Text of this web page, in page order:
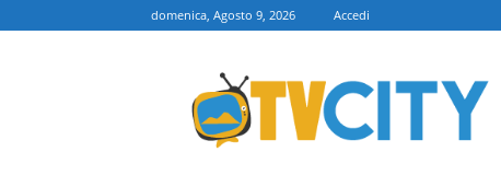
domenica, Agosto 9, 2026 Accedi
TVCITY